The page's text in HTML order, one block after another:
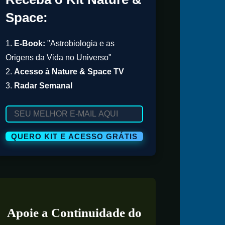
Space:
1. E-Book: "Astrobiologia e as
Origens da Vida no Universo"
2. Acesso à Nature & Space TV
3. Radar Semanal
Apoie a Continuidade do